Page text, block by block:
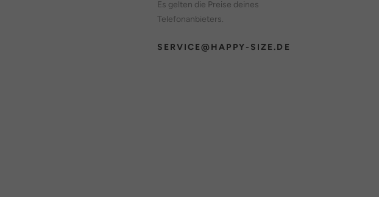
Es gelten die Preise deines
Telefonanbieters.
SERVICE@HAPPY-SIZE.DE